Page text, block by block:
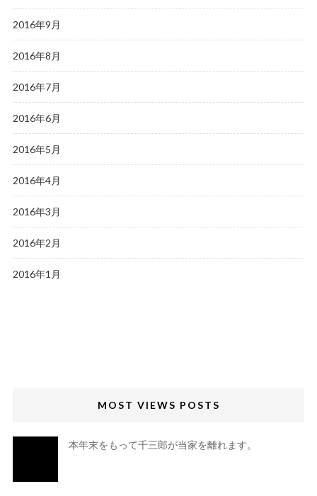
2016年9月
2016年8月
2016年7月
2016年6月
2016年5月
2016年4月
2016年3月
2016年2月
2016年1月
MOST VIEWS POSTS
本年末をもって千三郎が当家を離れます。